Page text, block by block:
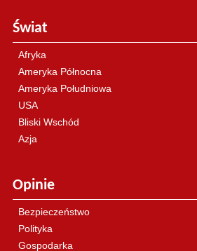
Świat
Afryka
Ameryka Północna
Ameryka Południowa
USA
Bliski Wschód
Azja
Opinie
Bezpieczeństwo
Polityka
Gospodarka